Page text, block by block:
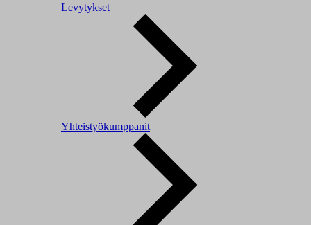
Levytykset
Yhteistyökumppanit